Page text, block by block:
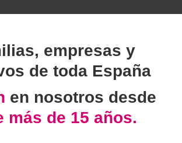
empresas y
de toda España
en nosotros desde
más de 15 años.